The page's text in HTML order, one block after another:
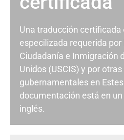
Una traducción certificada
especilizada requerida por
Ciudadanía e Inmigración
Unidos (USCIS) y por
gubernamentales en
documentación está en
inglés.